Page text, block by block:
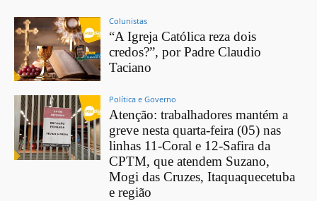
Colunistas
“A Igreja Católica reza dois
credos?”, por Padre Claudio
Taciano
Política e Governo
Atenção: trabalhadores mantém a
greve nesta quarta-feira (05) nas
linhas 11-Coral e 12-Safira da
CPTM, que atendem Suzano,
Mogi das Cruzes, Itaquaquecetuba
e região